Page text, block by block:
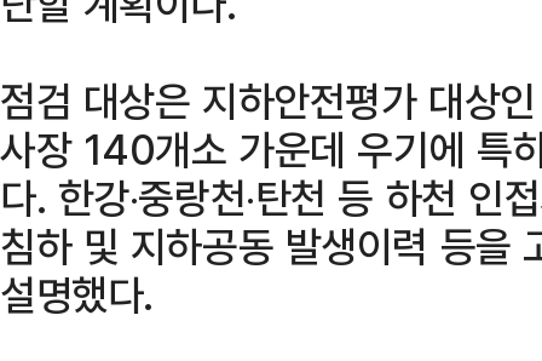
점검 대상은 지하안전평가 대상
사장 140개소 가운데 우기에 특
다. 한강‧중랑천‧탄천 등 하천 인
침하 및 지하공동 발생이력 등을
설명했다.